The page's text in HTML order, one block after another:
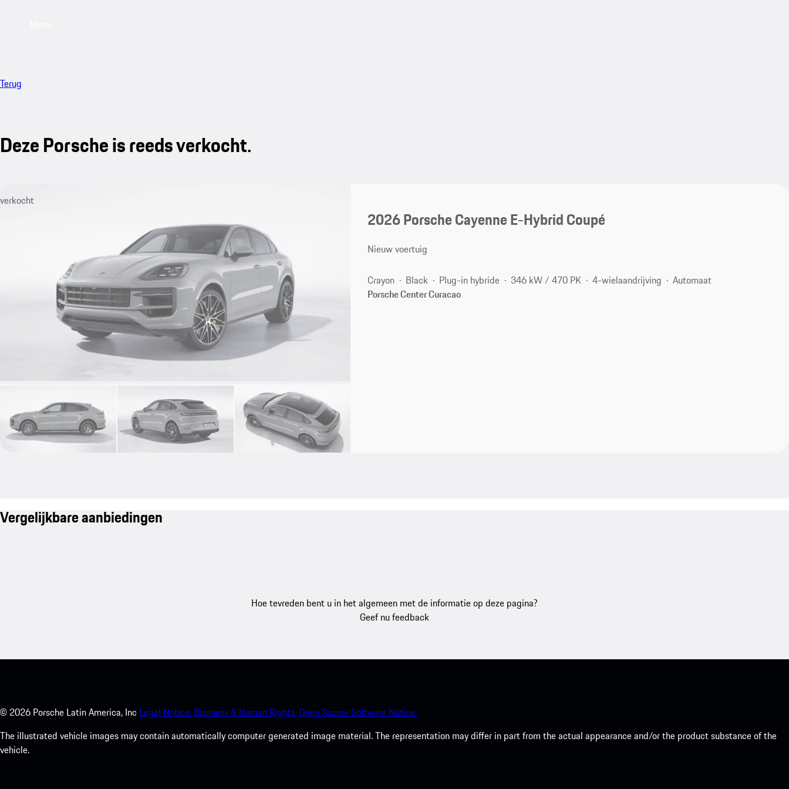
Terug
Deze Porsche is reeds verkocht.
verkocht
2026 Porsche Cayenne E-Hybrid Coupé
Nieuw voertuig
Crayon Black Plug-in hybride 346 kW / 470 PK 4-wielaandrijving
Automaat
Porsche Center Curacao
Vergelijkbare aanbiedingen
Hoe tevreden bent u in het algemeen met de informatie op deze pagina?
Geef nu feedback
© 2026 Porsche Latin America, Inc Legal Notice. Business & Human Rights.Open Source Software Notice.
The illustrated vehicle images may contain automatically computer generated image material. The representation may differ in part from the actual appearance and/or the product substance of the
vehicle.